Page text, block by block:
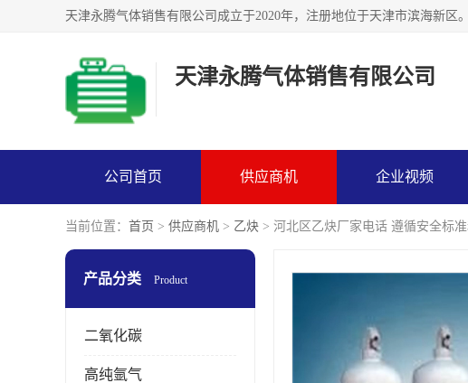
天津永腾气体销售有限公司
公司首页 供应商机 企业视频
当前位置： 首页 > 供应商机 > 乙炔 > 河北区乙炔厂家电话 遵循安全标准
产品分类 Product
二氧化碳
高纯氩气